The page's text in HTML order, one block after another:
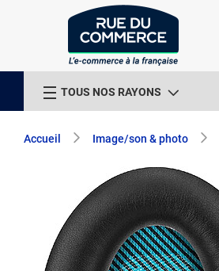
TOUS NOS RAYONS
Accueil Image/son & photo